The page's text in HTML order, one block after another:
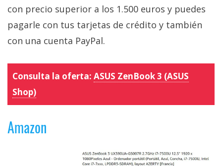
con precio superior a los 1.500 euros y puedes
pagarle con tus tarjetas de crédito y también
con una cuenta PayPal.
Consulta la oferta: ASUS ZenBook 3 (ASUS
Shop)
Amazon